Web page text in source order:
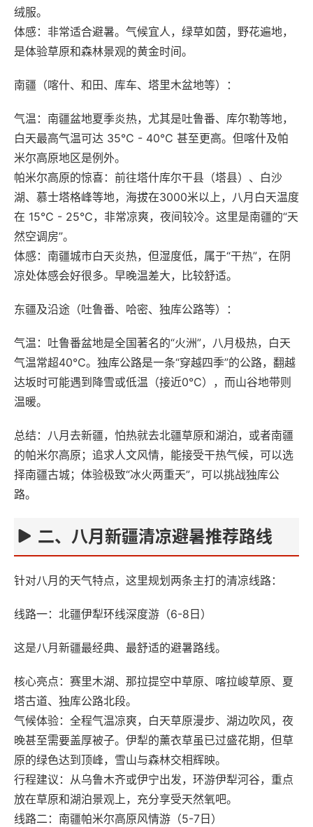
绒服。
体感‌：‌非常适合避暑‌。气候宜人，绿草如茵，野花遍地，
是体验草原和森林景观的黄金时间。
南疆（喀什、和田、库车、塔里木盆地等）‌：
气温‌：南疆盆地夏季炎热，尤其是吐鲁番、库尔勒等地，
白天最高气温可达 ‌35℃ - 40℃‌ 甚至更高。但‌喀什及帕
米尔高原地区是例外‌。
帕米尔高原的惊喜‌：前往‌塔什库尔干县（塔县）‌、‌白沙
湖‌、‌慕士塔格峰‌等地，海拔在3000米以上，八月白天温度
在 ‌15℃ - 25℃‌，非常凉爽，夜间较冷。这里是南疆的“天
然空调房”。
体感‌：南疆城市白天炎热，但湿度低，属于“干热”，在阴
凉处体感会好很多。早晚温差大，比较舒适。
东疆及沿途（吐鲁番、哈密、独库公路等）‌：
气温‌：吐鲁番盆地是全国著名的“火洲”，八月极热，白天
气温常超40℃。‌独库公路‌是一条“穿越四季”的公路，翻越
达坂时可能遇到降雪或低温（接近0℃），而山谷地带则
温暖。
总结‌：‌八月去新疆，怕热就去北疆草原和湖泊，或者南疆
的帕米尔高原；追求人文风情，能接受干热气候，可以选
择南疆古城；体验极致“冰火两重天”，可以挑战独库公
路。‌
二、八月新疆清凉避暑推荐路线‌
针对八月的天气特点，这里规划两条主打的清凉线路：
线路一：北疆伊犁环线深度游（6-8日）‌
这是八月新疆最经典、最舒适的避暑路线。
核心亮点‌：赛里木湖、那拉提空中草原、喀拉峻草原、夏
塔古道、独库公路北段。
气候体验‌：全程气温凉爽，白天草原漫步、湖边吹风，夜
晚甚至需要盖厚被子。伊犁的薰衣草虽已过盛花期，但草
原的绿色达到顶峰，雪山与森林交相辉映。
行程建议‌：从乌鲁木齐或伊宁出发，环游伊犁河谷，重点
放在草原和湖泊景观上，充分享受天然氧吧。
线路二：南疆帕米尔高原风情游（5-7日）‌